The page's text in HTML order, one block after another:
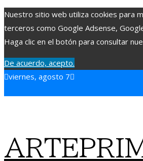
Nuestro sitio web utiliza cookies para
terceros como Google Adsense,
Haga clic en el botón para consultar
De acuerdo, acepto.
viernes, agosto 7